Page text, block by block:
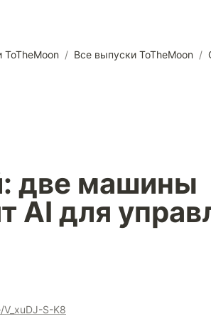
ToTheMoon / Все выпуски ToTheMoon /
две машины
AI для
S-K8